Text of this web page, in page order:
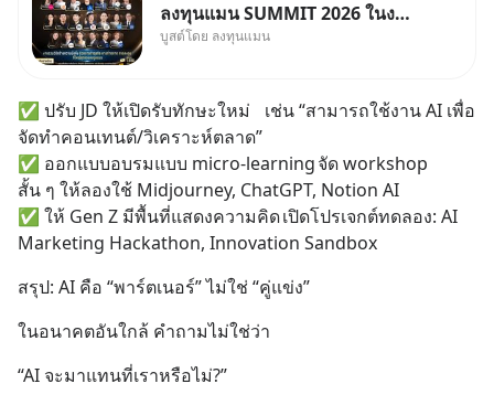
ลงทุนแมน SUMMIT 2026 ในงาน
นี้จะมีเจ้าของธุรกิจ Dr.PONG,
MizuMi, KARMART, อิชิตัน มา
แชร์ความรู้การสร้างธุรกิจ
บูสต์โดย ลงทุนแมน
✅ ปรับ JD ให้เปิดรับทักษะใหม่	เช่น “สามารถใช้งาน AI เพื่อ
จัดทำคอนเทนต์/วิเคราะห์ตลาด”
✅ ออกแบบอบรมแบบ micro-learning	จัด workshop
สั้น ๆ ให้ลองใช้ Midjourney, ChatGPT, Notion AI
✅ ให้ Gen Z มีพื้นที่แสดงความคิด	เปิดโปรเจกต์ทดลอง: AI
Marketing Hackathon, Innovation Sandbox
สรุป: AI คือ “พาร์ตเนอร์” ไม่ใช่ “คู่แข่ง”
ในอนาคตอันใกล้ คำถามไม่ใช่ว่า
“AI จะมาแทนที่เราหรือไม่?”